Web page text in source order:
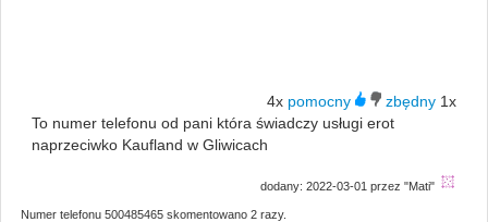
4x
1x
To numer telefonu od pani która świadczy usługi erot
naprzeciwko Kaufland w Gliwicach
dodany: 2022-03-01 przez "Mati"
Numer telefonu 500485465 skomentowano 2 razy.